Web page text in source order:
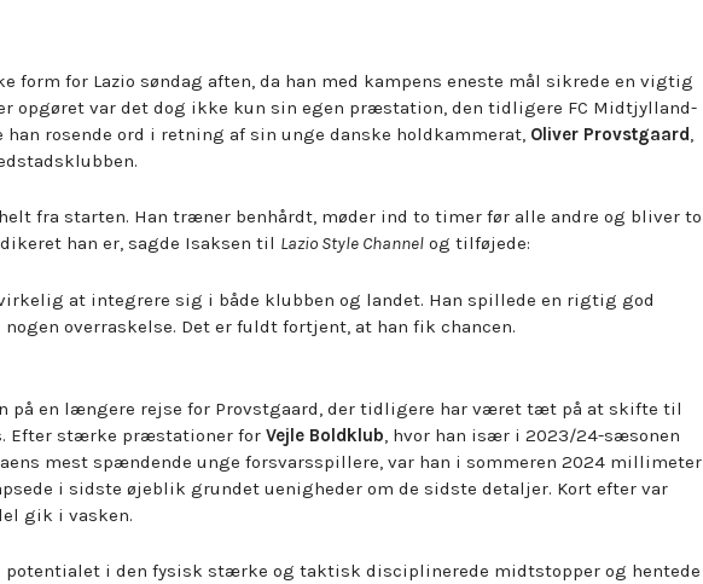
form for Lazio søndag aften, da han med kampens eneste mål sikrede en vigtig
opgøret var det dog ikke kun sin egen præstation, den tidligere FC Midtjylland-
rosende ord i retning af sin unge danske holdkammerat, Oliver Provstgaard,
fra starten. Han træner benhårdt, møder ind to timer før alle andre og bliver to
han er, sagde Isaksen til Lazio Style Channel og tilføjede:
at integrere sig i både klubben og landet. Han spillede en rigtig god
overraskelse. Det er fuldt fortjent, at han fik chancen.
på en længere rejse for Provstgaard, der tidligere har været tæt på at skifte til
Efter stærke præstationer for Vejle Boldklub, hvor han især i 2023/24-sæsonen
mest spændende unge forsvarsspillere, var han i sommeren 2024 millimeter
i sidste øjeblik grundet uenigheder om de sidste detaljer. Kort efter var
gik i vasken.
potentialet i den fysisk stærke og taktisk disciplinerede midtstopper og hentede